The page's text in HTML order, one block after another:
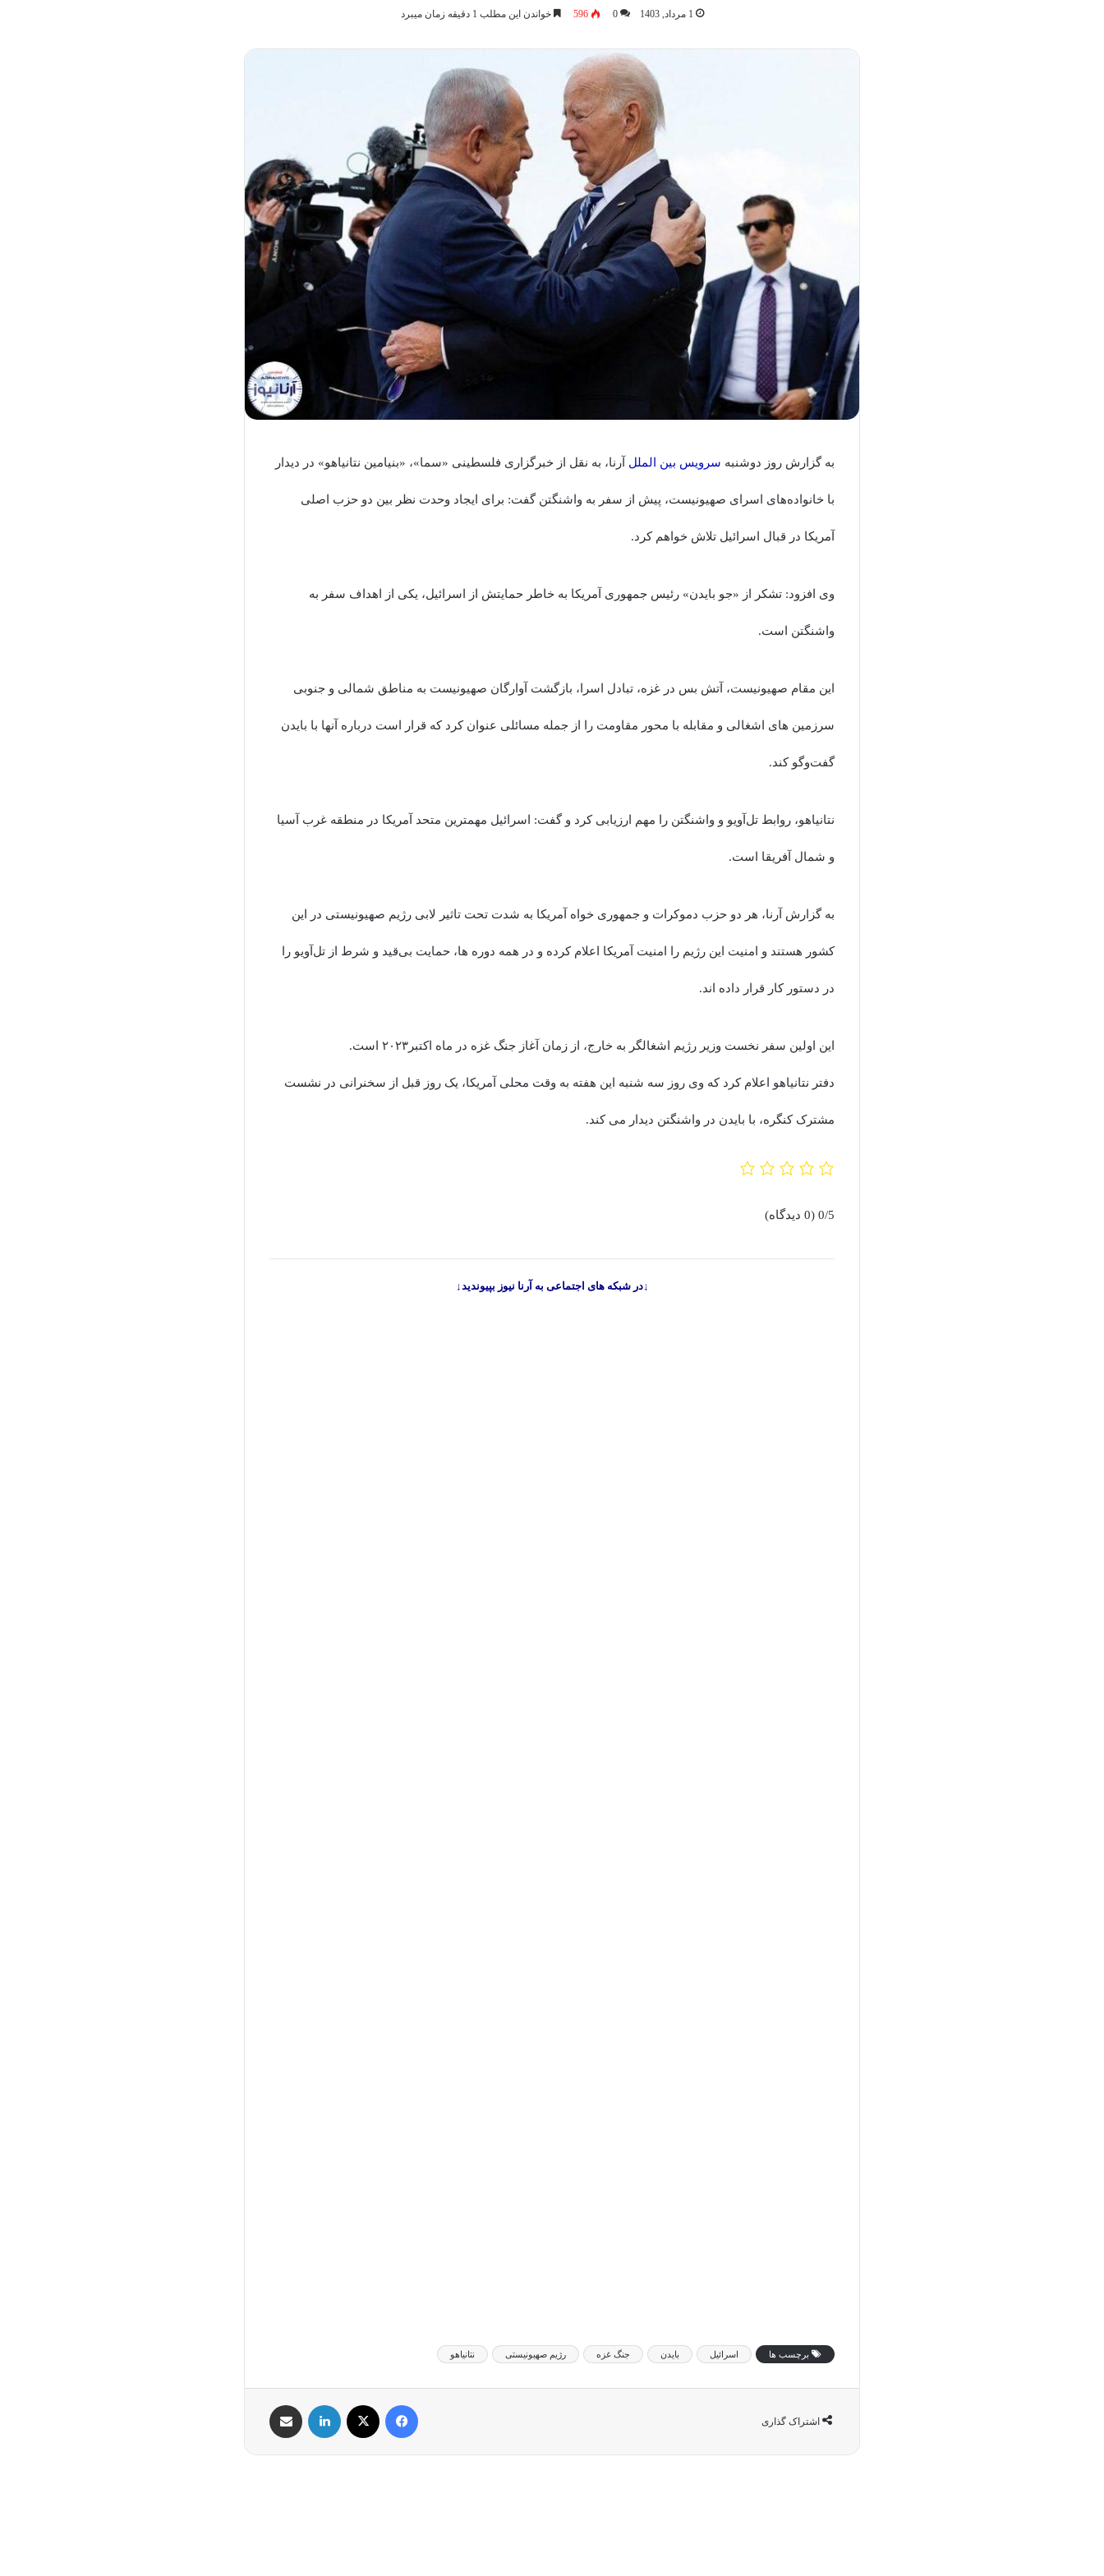
1 مرداد, 1403 0
596 خواندن این مطلب 1 دقیقه زمان میبرد
به گزارش روز دوشنبه سرویس بین الملل آرنا، به نقل از خبرگزاری فلسطینی «سما»، «بنیامین نتانیاهو» در دیدار
با خانواده‌های اسرای صهیونیست، پیش از سفر به واشنگتن گفت: برای ایجاد وحدت نظر بین دو حزب اصلی
آمریکا در قبال اسرائیل تلاش خواهم کرد.
وی افزود: تشکر از «جو بایدن» رئیس جمهوری آمریکا به خاطر حمایتش از اسرائیل، یکی از اهداف سفر به
واشنگتن است.
این مقام صهیونیست، آتش بس در غزه، تبادل اسرا، بازگشت آوارگان صهیونیست به مناطق شمالی و جنوبی
سرزمین های اشغالی و مقابله با محور مقاومت را از جمله مسائلی عنوان کرد که قرار است درباره آنها با بایدن
گفت‌وگو کند.
نتانیاهو، روابط تل‌آویو و واشنگتن را مهم ارزیابی کرد و گفت: اسرائیل مهمترین متحد آمریکا در منطقه غرب آسیا
و شمال آفریقا است.
به گزارش آرنا، هر دو حزب دموکرات و جمهوری خواه آمریکا به شدت تحت تاثیر لابی رژیم صهیونیستی در این
کشور هستند و امنیت این رژیم را امنیت آمریکا اعلام کرده و در همه دوره ها، حمایت بی‌قید و شرط از تل‌آویو را
در دستور کار قرار داده اند.
این اولین سفر نخست وزیر رژیم اشغالگر به خارج، از زمان آغاز جنگ غزه در ماه اکتبر۲۰۲۳ است.
دفتر نتانیاهو اعلام کرد که وی روز سه شنبه این هفته به وقت محلی آمریکا، یک روز قبل از سخنرانی در نشست
مشترک کنگره، با بایدن در واشنگتن دیدار می کند.
0/5 (0 دیدگاه)
↓در شبکه های اجتماعی به آرنا نیوز بپیوندید↓
برچسب ها اسرائیل بایدن جنگ غزه رژیم صهیونیستی نتانیاهو
اشتراک گذاری